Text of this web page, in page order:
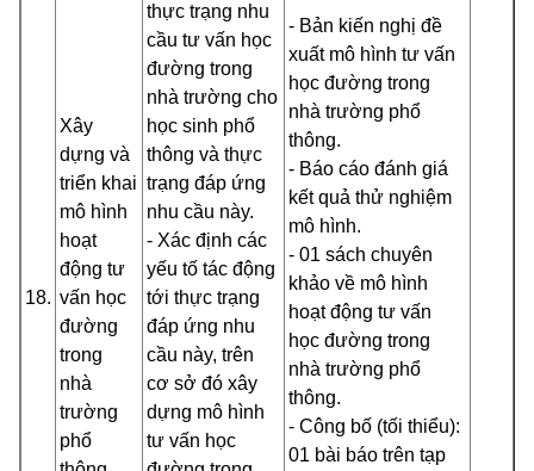
18.
Xây
dựng và
triển khai
mô hình
hoạt
động tư
vấn học
đường
trong
nhà
trường
phổ
thực trạng nhu
cầu tư vấn học
đường trong
nhà trường cho
học sinh phổ
thông và thực
trạng đáp ứng
nhu cầu này.
- Xác định các
yếu tố tác động
tới thực trạng
đáp ứng nhu
cầu này, trên
cơ sở đó xây
dựng mô hình
tư vấn học
- Bản kiến nghị đề
xuất mô hình tư vấn
học đường trong
nhà trường phổ
thông.
- Báo cáo đánh giá
kết quả thử nghiệm
mô hình.
- 01 sách chuyên
khảo về mô hình
hoạt động tư vấn
học đường trong
nhà trường phổ
thông.
- Công bố (tối thiểu):
01 bài báo trên tạp